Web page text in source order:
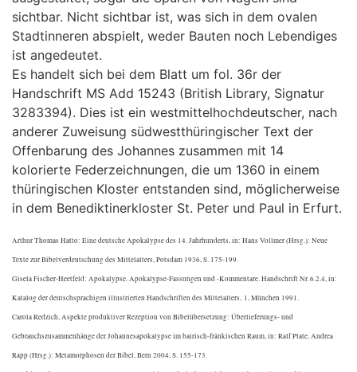
sichtbar. Nicht sichtbar ist, was sich in dem ovalen
Stadtinneren abspielt, weder Bauten noch Lebendiges
ist angedeutet.
Es handelt sich bei dem Blatt um fol. 36r der
Handschrift MS Add 15243 (British Library, Signatur
3283394). Dies ist ein westmittelhochdeutscher, nach
anderer Zuweisung südwestthüringischer Text der
Offenbarung des Johannes zusammen mit 14
kolorierte Federzeichnungen, die um 1360 in einem
thüringischen Kloster entstanden sind, möglicherweise
in dem Benediktinerkloster St. Peter und Paul in Erfurt.
Arthur Thomas Hatto: Eine deutsche Apokalypse des 14. Jahrhunderts, in: Hans Vollmer (Hrsg.): Neue
Texte zur Bibelverdeutschung des Mittelalters, Potsdam 1936, S. 175-199.
Gisela Fischer-Heetfeld: Apokalypse. Apokalypse-Fassungen und -Kommentare. Handschrift Nr. 6.2.4, in:
Katalog der deutschsprachigen illustrierten Handschriften des Mittelalters, 1, München 1991.
Carola Redzich, Aspekte produktiver Rezeption von Bibelübersetzung: Überlieferungs- und
Gebrauchszusammenhänge der Johannesapokalypse im bairisch-fränkischen Raum, in: Ralf Plate, Andrea
Rapp (Hrsg.): Metamorphosen der Bibel, Bern 2004, S. 155-173.